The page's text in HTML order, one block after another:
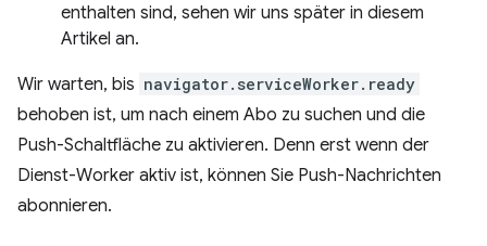
enthalten sind, sehen wir uns später in diesem
Artikel an.
Wir warten, bis navigator.serviceWorker.ready
behoben ist, um nach einem Abo zu suchen und die
Push-Schaltfläche zu aktivieren. Denn erst wenn der
Dienst-Worker aktiv ist, können Sie Push-Nachrichten
abonnieren.